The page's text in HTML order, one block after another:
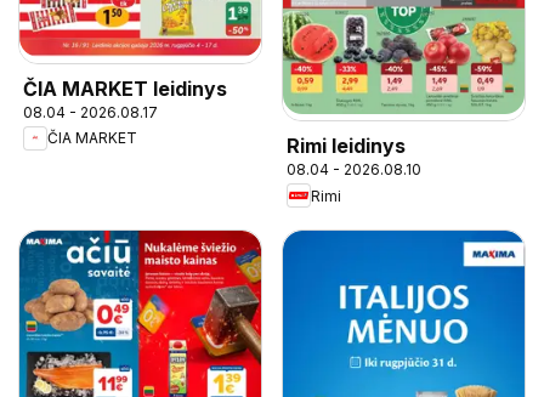
ČIA MARKET leidinys
08.04 - 2026.08.17
ČIA MARKET
Rimi leidinys
08.04 - 2026.08.10
Rimi